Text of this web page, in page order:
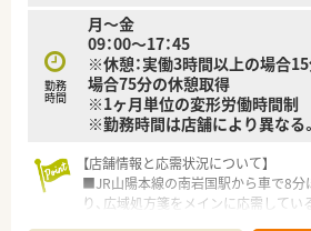
勤務
時間
月～金
09：00～17：45
※休憩：実働3時間以上の場合
場合75分の休憩取得
※1ヶ月単位の変形労働時間制
※勤務時間は店舗により異なる。
【店舗情報と応需状況について】
■JR山陽本線の南岩国駅から車で8分
り、広域処方箋をメインに応需してい